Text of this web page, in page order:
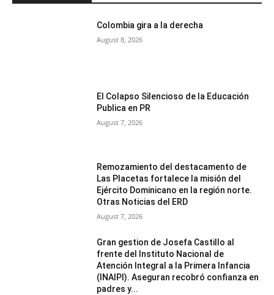
Colombia gira a la derecha
August 8, 2026
El Colapso Silencioso de la Educación
Publica en PR
August 7, 2026
Remozamiento del destacamento de
Las Placetas fortalece la misión del
Ejército Dominicano en la región norte.
Otras Noticias del ERD
August 7, 2026
Gran gestion de Josefa Castillo al
frente del Instituto Nacional de
Atención Integral a la Primera Infancia
(INAIPI). Aseguran recobró confianza en
padres y...